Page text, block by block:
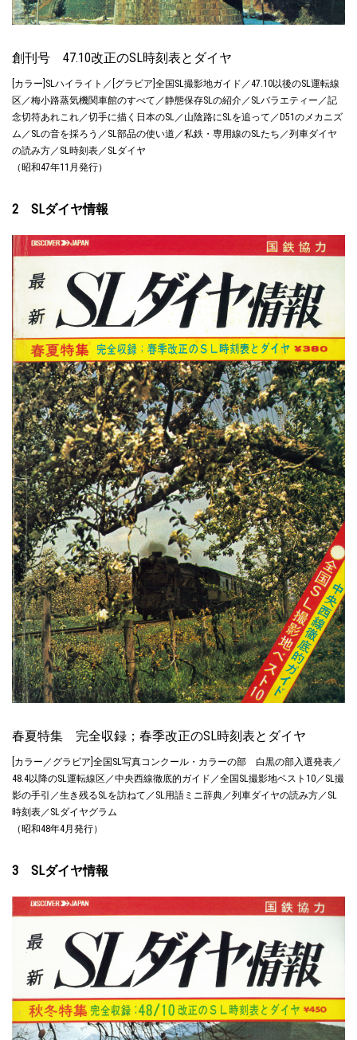
創刊号 47.10改正のSL時刻表とダイヤ
[カラー]SLハイライト／[グラビア]全国SL撮影地ガイド／47.10以後のSL運転線
区／梅小路蒸気機関車館のすべて／静態保存SLの紹介／SLバラエティー／記
念切符あれこれ／切手に描く日本のSL／山陰路にSLを追って／D51のメカニズ
ム／SLの音を採ろう／SL部品の使い道／私鉄・専用線のSLたち／列車ダイヤ
の読み方／SL時刻表／SLダイヤ
（昭和47年11月発行）
2 SLダイヤ情報
春夏特集 完全収録；春季改正のSL時刻表とダイヤ
[カラー／グラビア]全国SL写真コンクール・カラーの部 白黒の部入選発表／
48.4以降のSL運転線区／中央西線徹底的ガイド／全国SL撮影地ベスト10／SL撮
影の手引／生き残るSLを訪ねて／SL用語ミニ辞典／列車ダイヤの読み方／SL
時刻表／SLダイヤグラム
（昭和48年4月発行）
3 SLダイヤ情報